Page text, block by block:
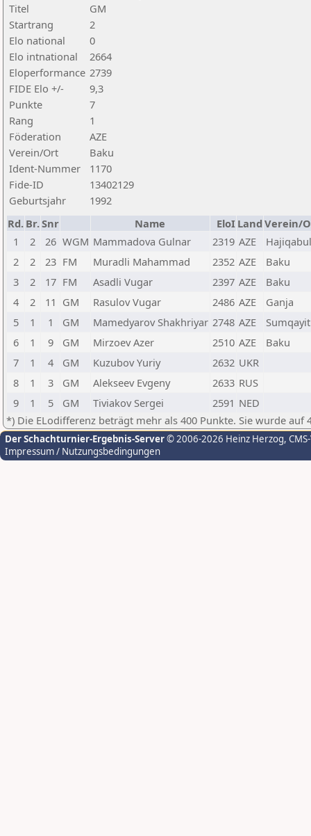
Titel
GM
Startrang
2
Elo national
0
Elo intnational
2664
Eloperformance 2739
FIDE Elo +/-
9,3
Punkte
7
Rang
1
Föderation
AZE
Verein/Ort
Baku
Ident-Nummer
1170
Fide-ID
13402129
Geburtsjahr
1992
Rd. Br.Snr Name EloI Land Verein/
1
2 26 WGM Mammadova Gulnar 2319 AZE
Hajiqabul
2
2 23 FM Muradli Mahammad 2352 AZE
Baku
3
2 17 FM Asadli Vugar 2397 AZE
Baku
4
2 11 GM Rasulov Vugar 2486 AZE
Ganja
5
1 1 GM Mamedyarov Shakhriyar 2748 AZE
Sumqayit
6
1 9 GM Mirzoev Azer 2510 AZE
Baku
7
1 4 GM Kuzubov Yuriy 2632 UKR
8
1 3 GM Alekseev Evgeny 2633 RUS
9
1 5 GM Tiviakov Sergei 2591 NED
*) Die ELodifferenz beträgt mehr als 400 Punkte. Sie wurde auf
Der Schachturnier-Ergebnis-Server© 2006-2026 Heinz Herzog,
Impressum / Nutzungsbedingungen